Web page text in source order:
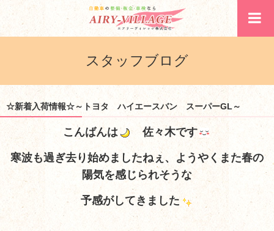
スタッフブログ
☆新着入荷情報☆～トヨタ ハイエースバン スーパーGL～
こんばんは 佐々木です
寒波も過ぎ去り始めましたねぇ、ようやくまた春の
陽気を感じられそうな
予感がしてきました